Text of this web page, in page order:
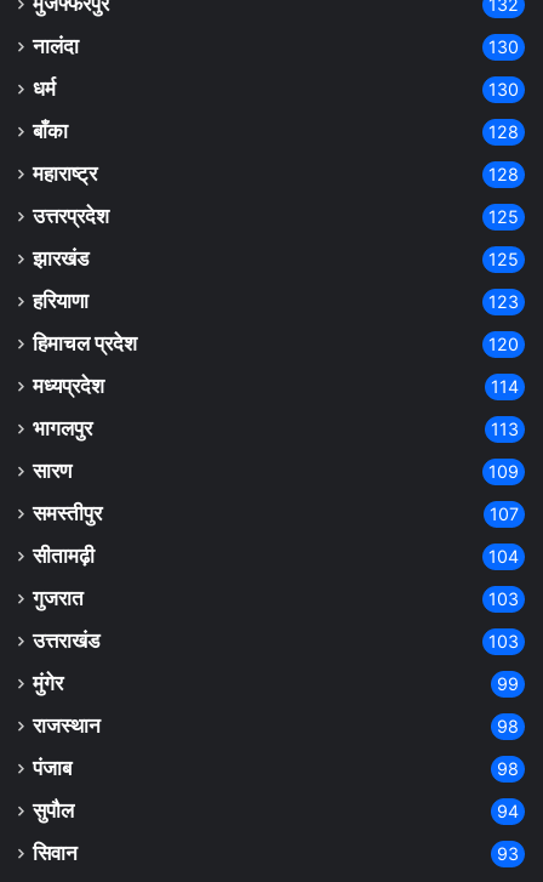
132
नालंदा 130
धर्म 130
बाँका 128
महाराष्ट्र 128
उत्तरप्रदेश 125
झारखंड 125
हरियाणा 123
हिमाचल प्रदेश 120
मध्यप्रदेश 114
भागलपुर 113
सारण 109
समस्तीपुर 107
सीतामढ़ी 104
गुजरात 103
उत्तराखंड 103
मुंगेर 99
राजस्थान 98
पंजाब 98
सुपौल 94
सिवान 93